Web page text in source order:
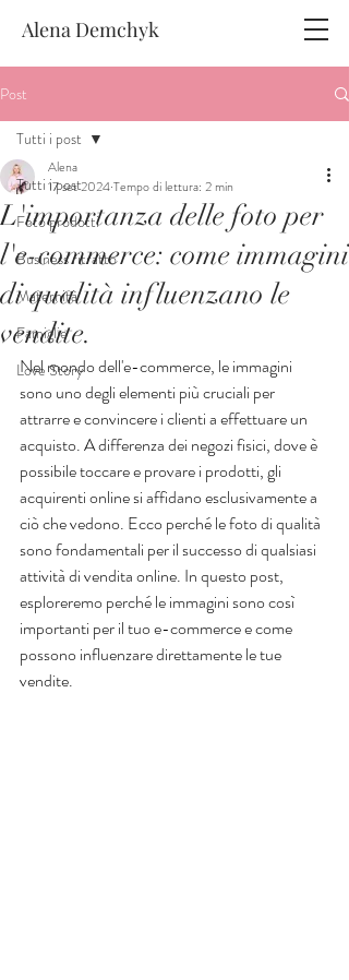
Alena Demchyk
Post
Tutti i post
Foto prodotti
Business ritratto
Maternità
Famiglie
Love Story
Tutti i post
L'importanza delle foto per
l'e-commerce: come immagini
di qualità influenzano le
vendite.
Alena
17 set 2024Tempo di lettura: 2 min
Nel mondo dell'e-commerce, le immagini
sono uno degli elementi più cruciali per
attrarre e convincere i clienti a effettuare un
acquisto. A differenza dei negozi fisici, dove è
possibile toccare e provare i prodotti, gli
acquirenti online si affidano esclusivamente a
ciò che vedono. Ecco perché le foto di qualità
sono fondamentali per il successo di qualsiasi
attività di vendita online. In questo post,
esploreremo perché le immagini sono così
importanti per il tuo e-commerce e come
possono influenzare direttamente le tue
vendite.